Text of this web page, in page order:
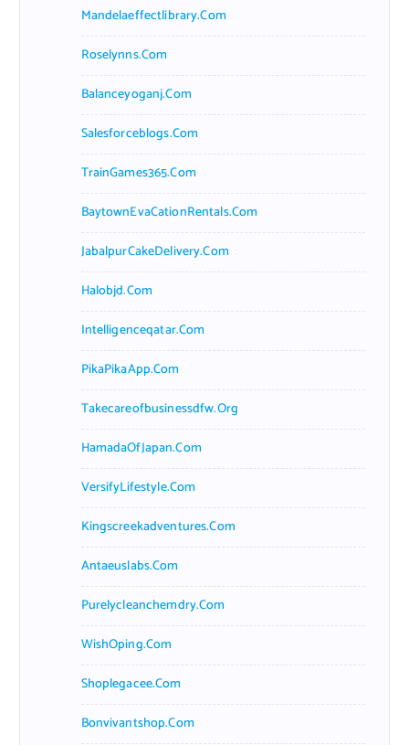
Mandelaeffectlibrary.com
Roselynns.com
Balanceyoganj.com
Salesforceblogs.com
TrainGames365.com
BaytownEvaCationRentals.com
JabalpurCakeDelivery.com
Halobjd.com
Intelligenceqatar.com
PikaPikaApp.com
Takecareofbusinessdfw.org
HamadaOfJapan.com
VersifyLifestyle.com
Kingscreekadventures.com
Antaeuslabs.com
Purelycleanchemdry.com
WishOping.com
Shoplegacee.com
Bonvivantshop.com